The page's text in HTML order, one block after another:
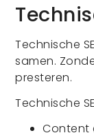
Technische
samen.
presteren.
Technische
Content